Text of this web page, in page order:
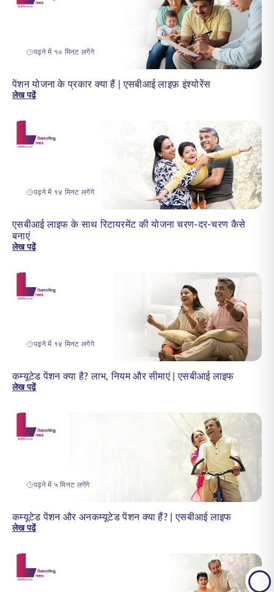
पढ़ने में १० मिनट लगेंगे
पेंशन योजना के प्रकार क्या हैं | एसबीआई लाइफ़ इंश्योरेंस
लेख पढ़ें
पढ़ने में १४ मिनट लगेंगे
एसबीआई लाइफ के साथ रिटायरमेंट की योजना चरण-दर-चरण कैसे
बनाएं
लेख पढ़ें
पढ़ने में १४ मिनट लगेंगे
कम्यूटेड पेंशन क्या है? लाभ, नियम और सीमाएं | एसबीआई लाइफ
लेख पढ़ें
पढ़ने में ५ मिनट लगेंगे
कम्यूटेड पेंशन और अनकम्यूटेड पेंशन क्या हैं? | एसबीआई लाइफ
लेख पढ़ें